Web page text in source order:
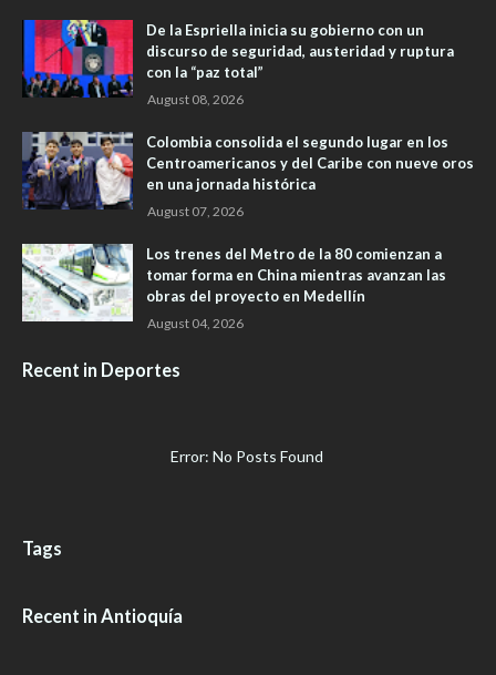
De la Espriella inicia su gobierno con un
discurso de seguridad, austeridad y ruptura
con la “paz total”
August 08, 2026
Colombia consolida el segundo lugar en los
Centroamericanos y del Caribe con nueve oros
en una jornada histórica
August 07, 2026
Los trenes del Metro de la 80 comienzan a
tomar forma en China mientras avanzan las
obras del proyecto en Medellín
August 04, 2026
Recent in Deportes
Error: No Posts Found
Tags
Recent in Antioquía